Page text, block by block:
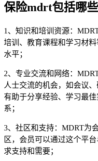
保险mdrt包括哪些
1、知识和培训资源：
培训、教育课程和学习材
水平；
2、专业交流和网络：
人士交流的机会，如会议
有助于分享经验、学习最
系；
3、社区和支持：MDRT为
区，会员可以通过这个平
求支持和需要；